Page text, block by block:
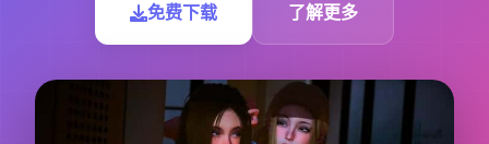
免费下载 了解更多